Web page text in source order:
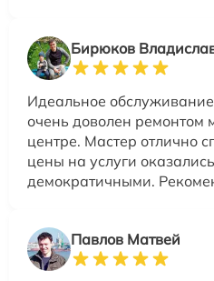
Бирюков
Идеальное обслуживание
очень доволен ремонтом
центре. Мастер отлично
цены на услуги
демократичными.
Павлов Матвей